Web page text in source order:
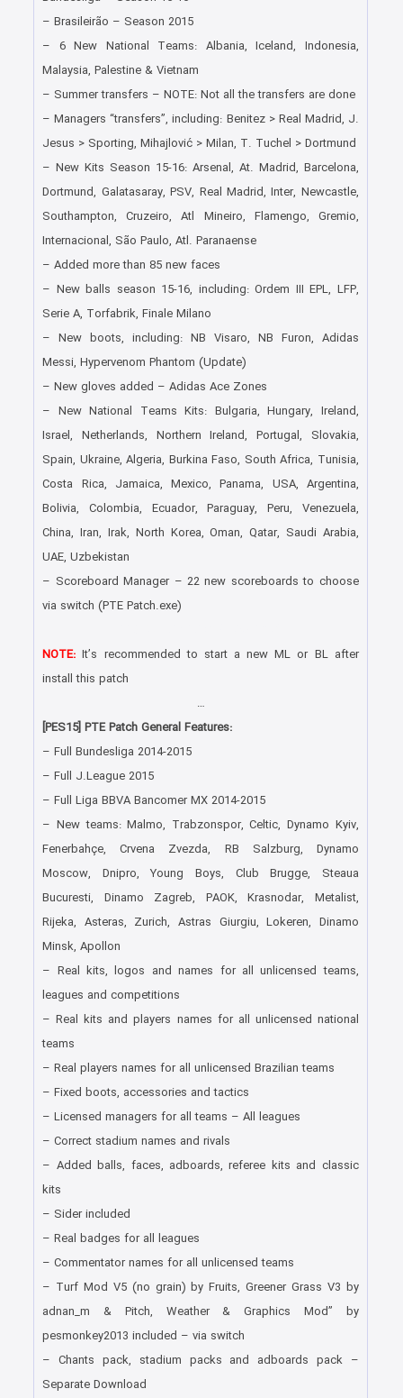
– Brasileirão – Season 2015
– 6 New National Teams: Albania, Iceland, Indonesia,
Malaysia, Palestine & Vietnam
– Summer transfers – NOTE: Not all the transfers are done
– Managers “transfers”, including: Benitez > Real Madrid, J.
Jesus > Sporting, Mihajlović > Milan, T. Tuchel > Dortmund
– New Kits Season 15-16: Arsenal, At. Madrid, Barcelona,
Dortmund, Galatasaray, PSV, Real Madrid, Inter, Newcastle,
Southampton, Cruzeiro, Atl Mineiro, Flamengo, Gremio,
Internacional, São Paulo, Atl. Paranaense
– Added more than 85 new faces
– New balls season 15-16, including: Ordem III EPL, LFP,
Serie A, Torfabrik, Finale Milano
– New boots, including: NB Visaro, NB Furon, Adidas
Messi, Hypervenom Phantom (Update)
– New gloves added – Adidas Ace Zones
– New National Teams Kits: Bulgaria, Hungary, Ireland,
Israel, Netherlands, Northern Ireland, Portugal, Slovakia,
Spain, Ukraine, Algeria, Burkina Faso, South Africa, Tunisia,
Costa Rica, Jamaica, Mexico, Panama, USA, Argentina,
Bolivia, Colombia, Ecuador, Paraguay, Peru, Venezuela,
China, Iran, Irak, North Korea, Oman, Qatar, Saudi Arabia,
UAE, Uzbekistan
– Scoreboard Manager – 22 new scoreboards to choose
via switch (PTE Patch.exe)
NOTE: It’s recommended to start a new ML or BL after
install this patch
…
[PES15] PTE Patch General Features:
– Full Bundesliga 2014-2015
– Full J.League 2015
– Full Liga BBVA Bancomer MX 2014-2015
– New teams: Malmo, Trabzonspor, Celtic, Dynamo Kyiv,
Fenerbahçe, Crvena Zvezda, RB Salzburg, Dynamo
Moscow, Dnipro, Young Boys, Club Brugge, Steaua
Bucuresti, Dinamo Zagreb, PAOK, Krasnodar, Metalist,
Rijeka, Asteras, Zurich, Astras Giurgiu, Lokeren, Dinamo
Minsk, Apollon
– Real kits, logos and names for all unlicensed teams,
leagues and competitions
– Real kits and players names for all unlicensed national
teams
– Real players names for all unlicensed Brazilian teams
– Fixed boots, accessories and tactics
– Licensed managers for all teams – All leagues
– Correct stadium names and rivals
– Added balls, faces, adboards, referee kits and classic
kits
– Sider included
– Real badges for all leagues
– Commentator names for all unlicensed teams
– Turf Mod V5 (no grain) by Fruits, Greener Grass V3 by
adnan_m & Pitch, Weather & Graphics Mod” by
pesmonkey2013 included – via switch
– Chants pack, stadium packs and adboards pack –
Separate Download